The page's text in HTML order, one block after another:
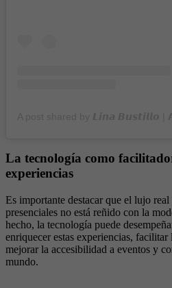
La tecnología como
experiencias
Es importante destacar que el lujo
presenciales no está reñido con la
hecho, la tecnología puede
enriquecer estas experiencias,
mejorar la accesibilidad a eventos y
mundo.